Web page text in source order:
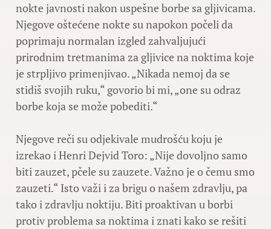
nokte javnosti nakon uspešne borbe sa gljivicama.
Njegove oštećene nokte su napokon počeli da
poprimaju normalan izgled zahvaljujući
prirodnim tretmanima za gljivice na noktima koje
je strpljivo primenjivao. „Nikada nemoj da se
stidiš svojih ruku,“ govorio bi mi, „one su odraz
borbe koja se može pobediti.“
Njegove reči su odjekivale mudrošću koju je
izrekao i Henri Dejvid Toro: „Nije dovoljno samo
biti zauzet, pčele su zauzete. Važno je o čemu smo
zauzeti.“ Isto važi i za brigu o našem zdravlju, pa
tako i zdravlju noktiju. Biti proaktivan u borbi
protiv problema sa noktima i znati kako se rešiti